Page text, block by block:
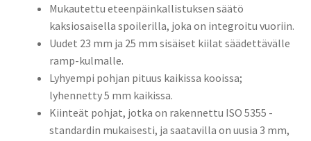
Mukautettu eteenpäinkallistuksen säätö
kaksiosaisella spoilerilla, joka on integroitu vuoriin.
Uudet 23 mm ja 25 mm sisäiset kiilat säädettävälle
ramp-kulmalle.
Lyhyempi pohjan pituus kaikissa kooissa;
lyhennetty 5 mm kaikissa.
Kiinteät pohjat, jotka on rakennettu ISO 5355 -
standardin mukaisesti, ja saatavilla on uusia 3 mm,